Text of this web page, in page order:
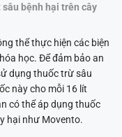
bệnh hại trên cây
thể thực hiện các biện
học. Để đảm bảo an
dụng thuốc trừ sâu
này cho mỗi 16 lít
có thể áp dụng thuốc
hại như Movento.